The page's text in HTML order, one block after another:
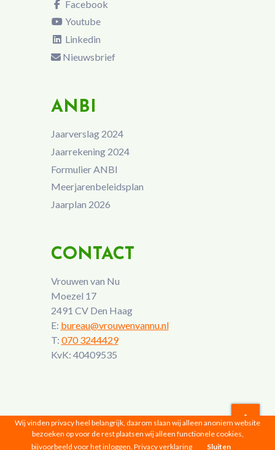
Facebook
Youtube
Linkedin
Nieuwsbrief
ANBI
Jaarverslag 2024
Jaarrekening 2024
Formulier ANBI
Meerjarenbeleidsplan
Jaarplan 2026
CONTACT
Vrouwen van Nu
Moezel 17
2491 CV Den Haag
E: bureau@vrouwenvannu.nl
T: 070 3244429
KvK: 40409535
Vrouwen van Nu © 2026 |Privacyverklaring
Wij vinden privacy heel belangrijk, daarom slaan wij alleen anoniem website
bezoeken op voor de rest plaatsen wij alleen functionele cookies,
bijvoorbeeld voor het inloggen. Privacy verklaring Sluiten